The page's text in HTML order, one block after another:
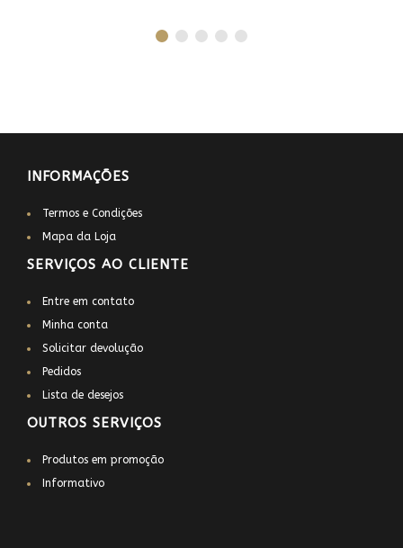
INFORMAÇÕES
Termos e Condições
Mapa da Loja
SERVIÇOS AO CLIENTE
Entre em contato
Minha conta
Solicitar devolução
Pedidos
Lista de desejos
OUTROS SERVIÇOS
Produtos em promoção
Informativo